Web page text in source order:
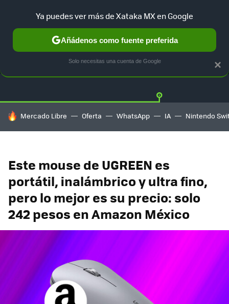
GUÍA DE COMPRAS MERCADO LIBRE
HOY SE HABLA DE
Mercado Libre Oferta WhatsApp IA Nintendo
Este mouse de UGREEN es
portátil, inalámbrico y ultra fino,
pero lo mejor es su precio: solo
242 pesos en Amazon México
×
Ya puedes ver más de Xataka MX en Google
Añádenos como fuente preferida
Solo necesitas una cuenta de Google